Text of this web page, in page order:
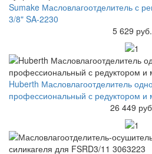
Sumake Масловлагоотделитель с
3/8" SA-2230
5 629 руб.
Huberth Масловлагоотделитель
профессиональный с редуктором и
26 449